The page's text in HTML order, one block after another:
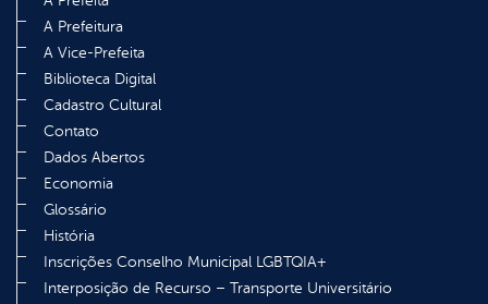
A Prefeitura
A Vice-Prefeita
Biblioteca Digital
Cadastro Cultural
Contato
Dados Abertos
Economia
Glossário
História
Inscrições Conselho Municipal LGBTQIA+
Interposição de Recurso – Transporte Universitário